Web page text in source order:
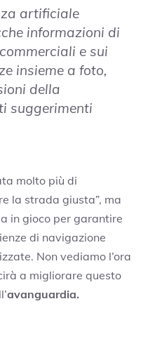
artificiale
informazioni di
e sui
insieme a foto,
della
suggerimenti
molto più di
la strada giusta”, ma
in gioco per garantire
di navigazione
Non vediamo l’ora
a migliorare questo
avanguardia.